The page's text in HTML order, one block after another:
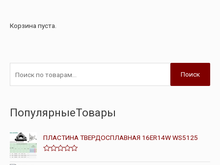
Корзина пуста.
Поиск
ПопулярныеТовары
ПЛАСТИНА ТВЕРДОСПЛАВНАЯ 16ER14W WS5125